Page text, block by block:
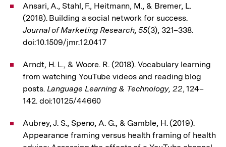
Ansari, A., Stahl, F., Heitmann, M., & Bremer, L.
(2018). Building a social network for success.
Journal of Marketing Research, 55(3), 321–338.
doi:10.1509/jmr.12.0417
Arndt, H. L., & Woore. R. (2018). Vocabulary learning
from watching YouTube videos and reading blog
posts. Language Learning & Technology, 22, 124–
142. doi:10125/44660
Aubrey, J. S., Speno, A. G., & Gamble, H. (2019).
Appearance framing versus health framing of health